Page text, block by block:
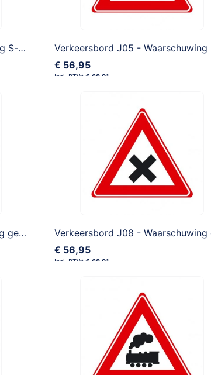
Verkeersbord J04 - Waarschuwing S-bocht eerst naar rechts
€ 56,95
€ 68,91
Verkeersbord J07 - Waarschuwing gevaarlijke daling
€ 56,95
€ 68,91